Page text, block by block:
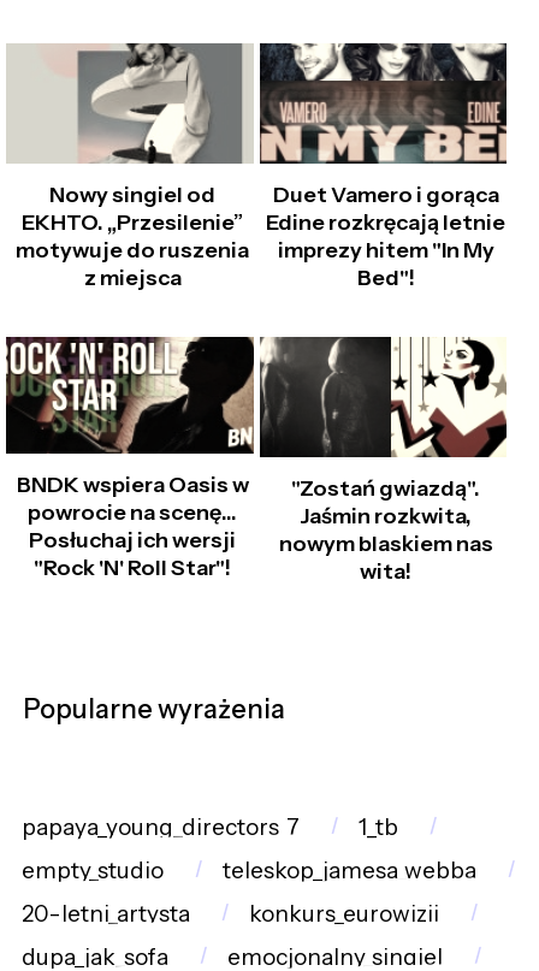
Nowy singiel od
EKHTO. „Przesilenie”
motywuje do ruszenia
z miejsca
Duet Vamero i gorąca
Edine rozkręcają letnie
imprezy hitem "In My
Bed"!
BNDK wspiera Oasis w
powrocie na scenę...
Posłuchaj ich wersji
"Rock 'N' Roll Star"!
"Zostań gwiazdą".
Jaśmin rozkwita,
nowym blaskiem nas
wita!
Popularne wyrażenia
papaya_young_directors_7
1_tb
empty_studio
teleskop_jamesa_webba
20-letni_artysta
konkurs_eurowizji
dupa_jak_sofa
emocjonalny_singiel